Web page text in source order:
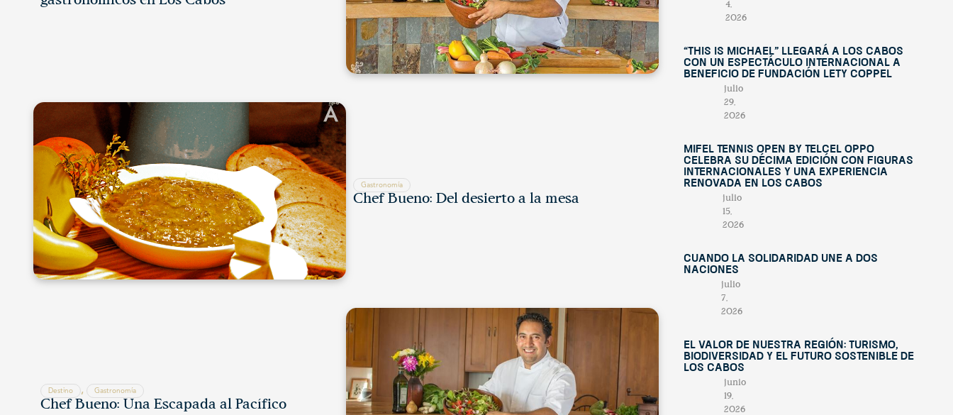
Gastronomía
Chef Bueno: Del desierto a la mesa
Destino , Gastronomía
Chef Bueno: Una Escapada al Pacífico
4,
2026
“This Is Michael” llegará a Los Cabos
con un espectáculo internacional a
beneficio de Fundación Lety Coppel
julio
29,
2026
Mifel Tennis Open by Telcel Oppo
celebra su décima edición con figuras
internacionales y una experiencia
renovada en Los Cabos
julio
15,
2026
Cuando la solidaridad une a dos
naciones
julio
7,
2026
El valor de nuestra región: turismo,
biodiversidad y el futuro sostenible de
Los Cabos
junio
19,
2026